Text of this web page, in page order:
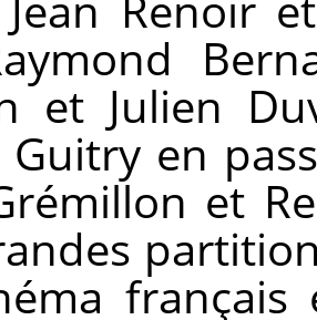
et Julien
Guitry en
et
français